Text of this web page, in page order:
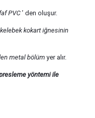
PVC’ den oluşur.
kokart iğnesinin
metal bölüm yer alır.
yöntemi ile